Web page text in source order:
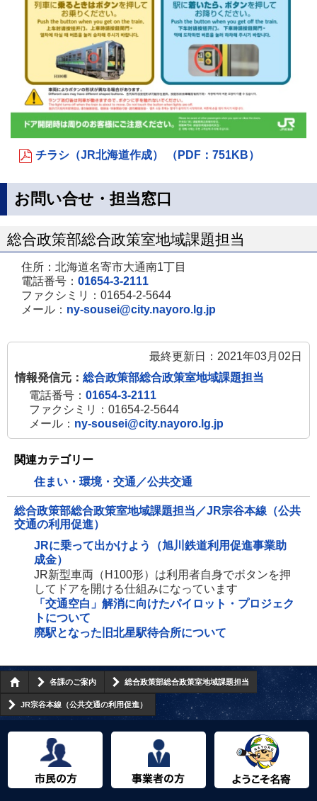
チラシ（JR北海道作成） （PDF：751KB）
お問い合せ・担当窓口
総合政策部総合政策室地域課題担当
住所：北海道名寄市大通南1丁目
電話番号： 01654-3-2111
ファクシミリ：01654-2-5644
メール： ny-sousei@city.nayoro.lg.jp
最終更新日：2021年03月02日
情報発信元： 総合政策部総合政策室地域課題担当
電話番号： 01654-3-2111
ファクシミリ：01654-2-5644
メール： ny-sousei@city.nayoro.lg.jp
関連カテゴリー
住まい・環境・交通／公共交通
総合政策部総合政策室地域課題担当／JR宗谷本線（公共
交通の利用促進）
JRに乗って出かけよう（旭川鉄道利用促進事業助
成金）
JR新型車両（H100形）は利用者自身でボタンを押
してドアを開ける仕組みになっています
「交通空白」解消に向けたパイロット・プロジェク
トについて
廃駅となった旧北星駅待合所について
各課のご案内 総合政策部総合政策室地域課題担当
JR宗谷本線（公共交通の利用促進）